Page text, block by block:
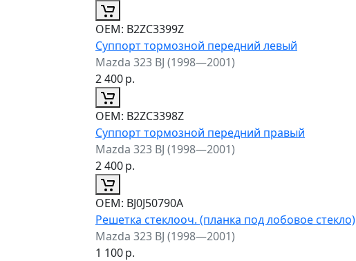
ОЕМ: B2ZC3399Z
Суппорт тормозной передний левый
Mazda 323 BJ (1998—2001)
2 400р.
ОЕМ: B2ZC3398Z
Суппорт тормозной передний правый
Mazda 323 BJ (1998—2001)
2 400р.
ОЕМ: BJ0J50790A
Решетка стеклооч. (планка под лобовое стекло)
Mazda 323 BJ (1998—2001)
1 100р.